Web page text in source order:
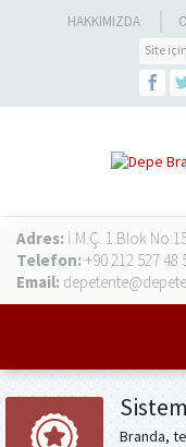
HAKKIMIZDA
Adres: İ.M.Ç. 1.Blok
Telefon: +90 212 527 48
Email:
Branda,